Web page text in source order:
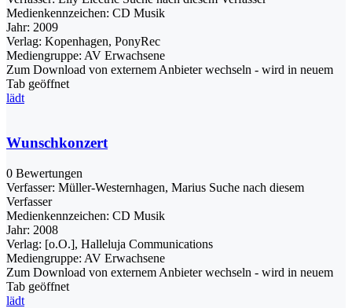
Medienkennzeichen: CD Musik
Jahr: 2009
Verlag: Kopenhagen, PonyRec
Mediengruppe: AV Erwachsene
Zum Download von externem Anbieter wechseln - wird in neuem
Tab geöffnet
lädt
Wunschkonzert
0 Bewertungen
Verfasser: Müller-Westernhagen, Marius Suche nach diesem
Verfasser
Medienkennzeichen: CD Musik
Jahr: 2008
Verlag: [o.O.], Halleluja Communications
Mediengruppe: AV Erwachsene
Zum Download von externem Anbieter wechseln - wird in neuem
Tab geöffnet
lädt